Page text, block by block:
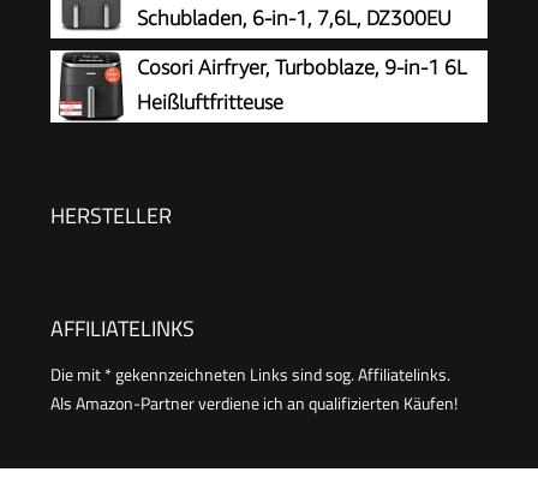
Schubladen, 6-in-1, 7,6L, DZ300EU
Cosori Airfryer, Turboblaze, 9-in-1 6L
Heißluftfritteuse
HERSTELLER
AFFILIATELINKS
Die mit * gekennzeichneten Links sind sog. Affiliatelinks.
Als Amazon-Partner verdiene ich an qualifizierten Käufen!